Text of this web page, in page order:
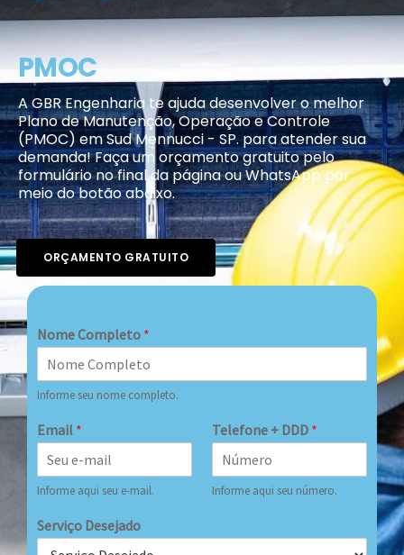
PMOC
A GBR Engenharia te ajuda desenvolver o melhor
Plano de Manutenção, Operação e Controle
(PMOC) em Sud Mennucci - SP. para atender sua
demanda! Faça um orçamento gratuito pelo
formulário no final da página ou WhatsApp por
meio do botão abaixo.
ORÇAMENTO GRATUITO
Nome Completo *
Informe seu nome completo.
Email *
Informe aqui seu e-mail.
Telefone + DDD *
Informe aqui seu número.
Serviço Desejado